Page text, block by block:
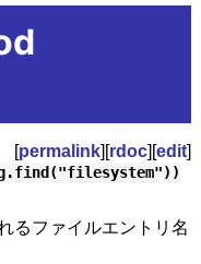
[permalink][rdoc][edit]
るファイルエントリ名